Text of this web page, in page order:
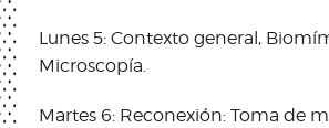
Lunes 5: Contexto general,
Microscopía.
Martes 6: Reconexión: Toma de